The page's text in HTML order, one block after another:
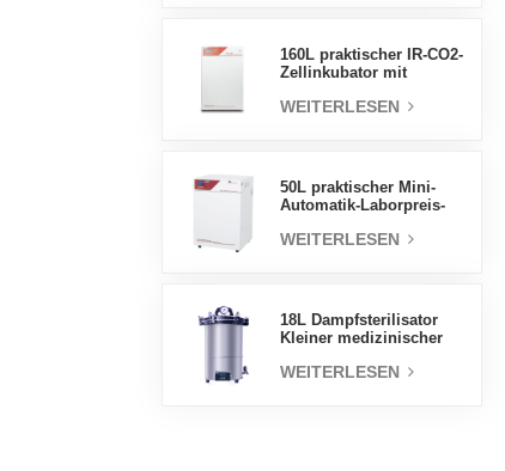
160L praktischer IR-CO2-
Zellinkubator mit
professionelle Fabrik-
WEITERLESEN
50L praktischer Mini-
Automatik-Laborpreis-
WEITERLESEN
18L Dampfsterilisator
Kleiner medizinischer
Autoklav
WEITERLESEN